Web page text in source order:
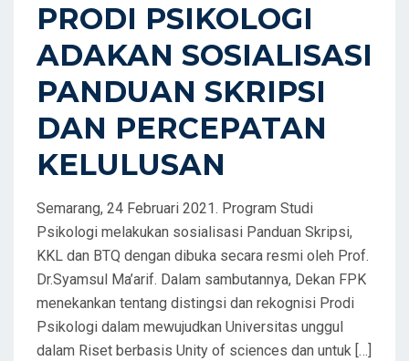
O
PRODI PSIKOLOGI
ADAKAN SOSIALISASI
PANDUAN SKRIPSI
DAN PERCEPATAN
KELULUSAN
Semarang, 24 Februari 2021. Program Studi
Psikologi melakukan sosialisasi Panduan Skripsi,
KKL dan BTQ dengan dibuka secara resmi oleh Prof.
Dr.Syamsul Ma’arif. Dalam sambutannya, Dekan FPK
menekankan tentang distingsi dan rekognisi Prodi
Psikologi dalam mewujudkan Universitas unggul
dalam Riset berbasis Unity of sciences dan untuk […]